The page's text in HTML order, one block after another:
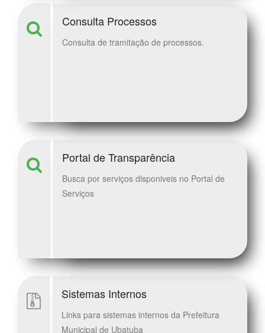
Consulta Processos
Consulta de tramitação de processos.
Portal de Transparência
Busca por serviços disponiveis no Portal de
Serviços
Sistemas Internos
Links para sistemas internos da Prefeitura
Municipal de Ubatuba